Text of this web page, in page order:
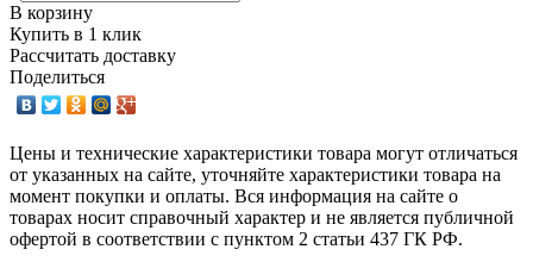
В корзину
Купить в 1 клик
Рассчитать доставку
Поделиться
Цены и технические характеристики товара могут отличаться
от указанных на сайте, уточняйте характеристики товара на
момент покупки и оплаты. Вся информация на сайте о
товарах носит справочный характер и не является публичной
офертой в соответствии с пунктом 2 статьи 437 ГК РФ.